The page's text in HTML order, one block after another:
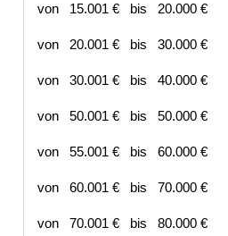
von 15.001 € bis
von 20.001 € bis
von 30.001 € bis
von 50.001 € bis
von 55.001 € bis
von 60.001 € bis
von 70.001 € bis